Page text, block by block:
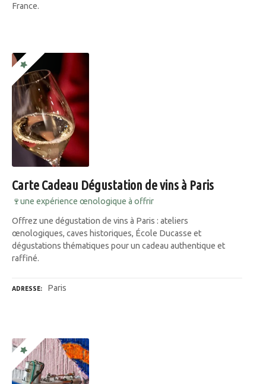
France.
Carte Cadeau Dégustation de vins à Paris
🍷une expérience œnologique à offrir
Offrez une dégustation de vins à Paris : ateliers
œnologiques, caves historiques, École Ducasse et
dégustations thématiques pour un cadeau authentique et
raffiné.
ADRESSE Paris